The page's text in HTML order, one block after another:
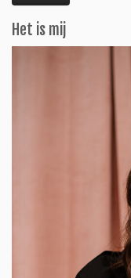
Het is mij